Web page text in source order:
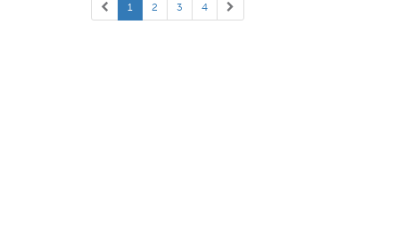
1 2 3 4